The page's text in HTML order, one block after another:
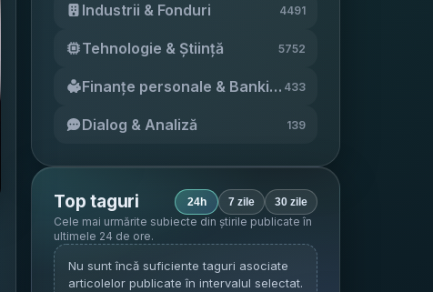
Industrii & Fonduri 4491
Tehnologie & Știință 5752
Finanțe personale & Banking 433
Dialog & Analiză 139
Top taguri 24h 7 zile 30 zile
Cele mai urmărite subiecte din știrile publicate în
ultimele 24 de ore.
Nu sunt încă suficiente taguri asociate
articolelor publicate în intervalul selectat.